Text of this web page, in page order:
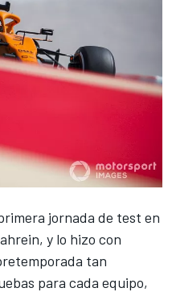
jornada de test en
, y lo hizo con
tan
para cada equipo,